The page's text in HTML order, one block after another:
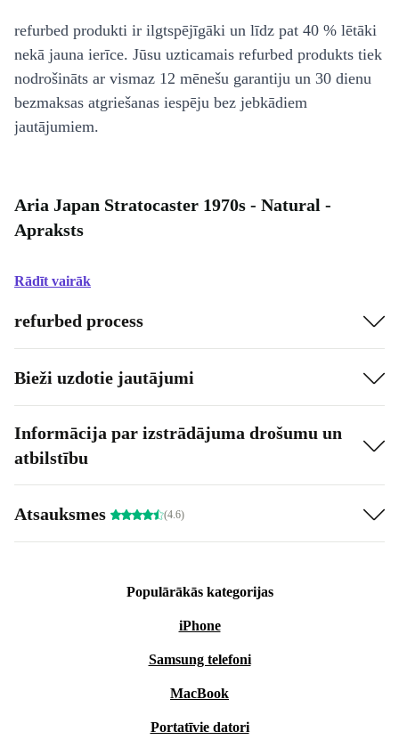
refurbed produkti ir ilgtspējīgāki un līdz pat 40 % lētāki
nekā jauna ierīce. Jūsu uzticamais refurbed produkts tiek
nodrošināts ar vismaz 12 mēnešu garantiju un 30 dienu
bezmaksas atgriešanas iespēju bez jebkādiem
jautājumiem.
Aria Japan Stratocaster 1970s - Natural -
Apraksts
Rādīt vairāk
refurbed process
Bieži uzdotie jautājumi
Informācija par izstrādājuma drošumu un
atbilstību
Atsauksmes (4.6)
Populārākās kategorijas
iPhone
Samsung telefoni
MacBook
Portatīvie datori